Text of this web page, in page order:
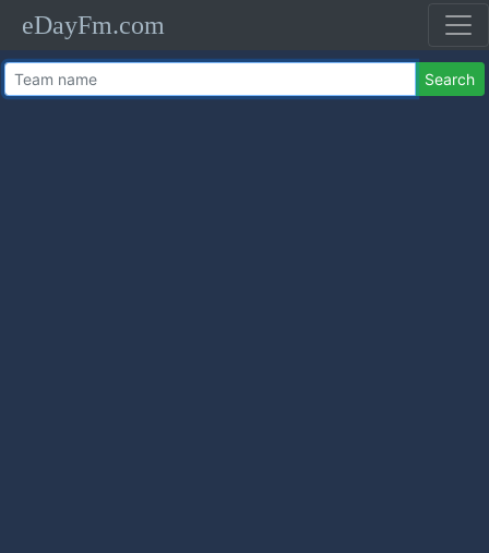
eDayFm.com
Search